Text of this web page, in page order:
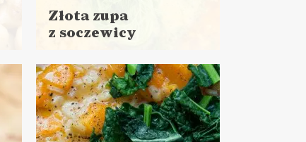
Złota zupa
z soczewicy
więcej
Czas przygotowania: 15 minut
+ 15 minut czekania
LUNCHE DO PRACY
ZUPY
NORMALNE JEDZENIE ?
VEGANUARY ?